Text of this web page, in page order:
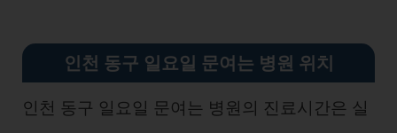
인천 동구 일요일 문여는 병원 위치
인천 동구 일요일 문여는 병원의 진료시간은 실